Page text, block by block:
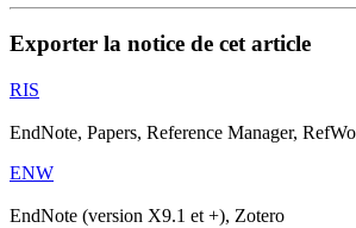
Exporter la notice de cet article
RIS
EndNote, Papers, Reference Manager,
ENW
EndNote (version X9.1 et +), Zotero